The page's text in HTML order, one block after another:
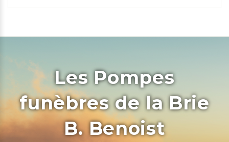
Les Pompes
funèbres de la Brie
B. Benoist